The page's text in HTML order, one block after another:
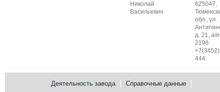
Реклама
Продажа флота
Оборудование
Николай
Васильевич
625047,
обл., ул.
д. 21, а/я
2196
444
Деятельность завода
Справочные данные